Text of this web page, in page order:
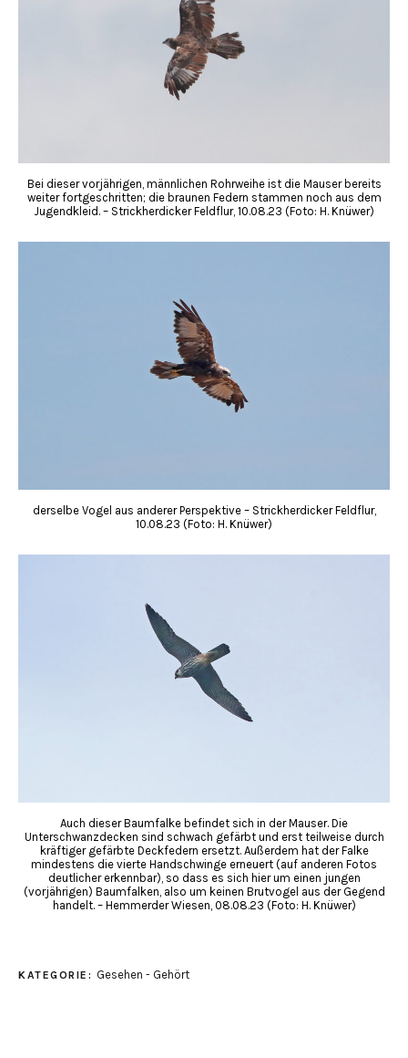
Bei dieser vorjährigen, männlichen Rohrweihe ist die Mauser bereits
weiter fortgeschritten; die braunen Federn stammen noch aus dem
Jugendkleid. – Strickherdicker Feldflur, 10.08.23 (Foto: H. Knüwer)
derselbe Vogel aus anderer Perspektive – Strickherdicker Feldflur,
10.08.23 (Foto: H. Knüwer)
Auch dieser Baumfalke befindet sich in der Mauser. Die
Unterschwanzdecken sind schwach gefärbt und erst teilweise durch
kräftiger gefärbte Deckfedern ersetzt. Außerdem hat der Falke
mindestens die vierte Handschwinge erneuert (auf anderen Fotos
deutlicher erkennbar), so dass es sich hier um einen jungen
(vorjährigen) Baumfalken, also um keinen Brutvogel aus der Gegend
handelt. – Hemmerder Wiesen, 08.08.23 (Foto: H. Knüwer)
KATEGORIE: Gesehen - Gehört